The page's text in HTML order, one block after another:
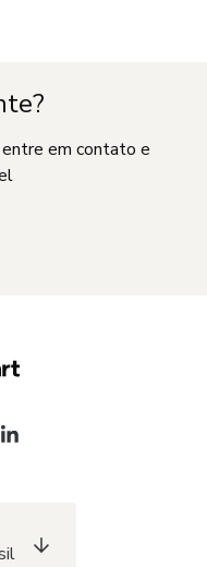
em contato e